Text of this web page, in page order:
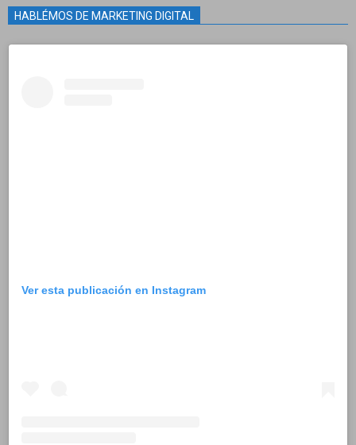
HABLÉMOS DE MARKETING DIGITAL
Ver esta publicación en Instagram